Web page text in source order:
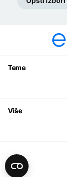
Teme
Svijet
Magazin
Više
Politika privatnosti